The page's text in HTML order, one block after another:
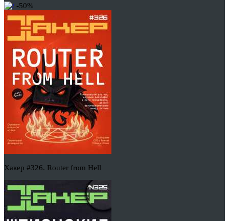
-50%
Хакер #326. Router from Hell